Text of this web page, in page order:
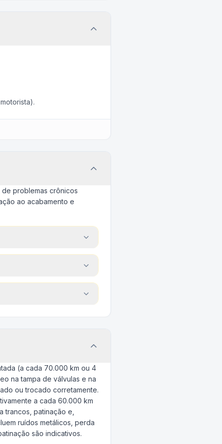
problemas crônicos
ao acabamento e
(a cada 70.000 km ou 4
na tampa de válvulas e na
ou trocado corretamente.
a cada 60.000 km
trancos, patinação e,
ruídos metálicos, perda
são indicativos.